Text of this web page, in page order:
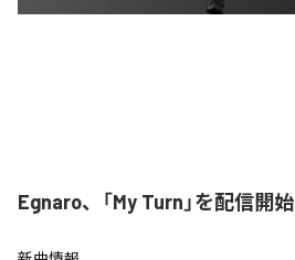
Egnaro、「My Turn」を配信開始